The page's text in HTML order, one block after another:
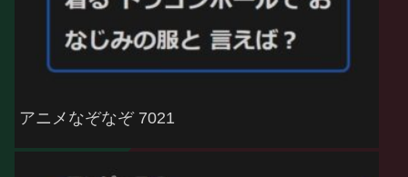
アニメなぞなぞ 7021